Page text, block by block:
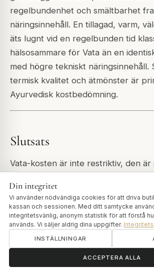
regelbundenhet och smältbarhet
näringsinnehåll. En tillagad, varm,
äts lugnt vid en regelbunden tid
hälsosammare för Vata än en
med högre tekniskt näringsinnehåll.
termisk kvalitet och ätmönster är
Ayurvedisk kostbedömning.
Slutsats
Vata-kosten är inte restriktiv, den är
matval, och samma egenskaper i hur
är inte svåra justeringar, men de
tillämpning. Vata är unikt känslig för
vecka med kall mat och
förstöra flera veckors noggrann
I kombination med dagligAbhyanga
ॐ
Din integritet
Vi använder nödvändiga cookies för att driva
kassan och sessionen. Med ditt samtycke
integritetsvänlig, anonym statistik för att förstå
används. Vi säljer aldrig dina uppgifter.
INSTÄLLNINGAR
ACCEPTERA ALLA